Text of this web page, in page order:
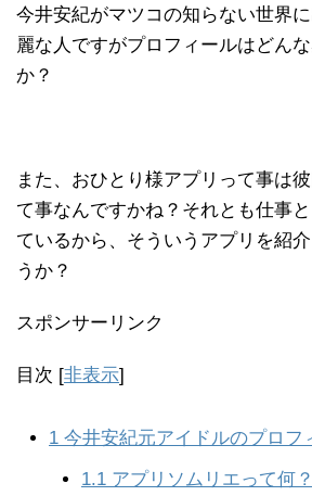
今井安紀がマツコの知らない世界
麗な人ですがプロフィールはどん
か？
また、おひとり様アプリって事は
て事なんですかね？それとも仕事
ているから、そういうアプリを紹
うか？
スポンサーリンク
目次 [非表示]
1 今井安紀元アイドルのプロフ
1.1 アプリソムリエって何？